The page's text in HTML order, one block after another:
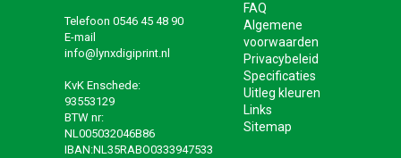
Telefoon 0546 45 48 90
E-mail
info@lynxdigiprint.nl
KvK Enschede:
93553129
BTW nr:
NL005032046B86
IBAN:NL35RABO0333947533
FAQ
Algemene
voorwaarden
Privacybeleid
Specificaties
Uitleg kleuren
Links
Sitemap